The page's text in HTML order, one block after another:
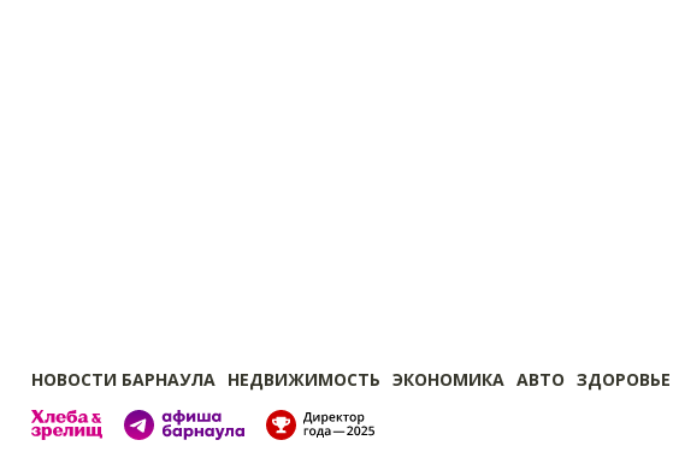
НОВОСТИ БАРНАУЛА НЕДВИЖИМОСТЬ ЭКОНОМИКА АВТО ЗДОРОВЬЕ